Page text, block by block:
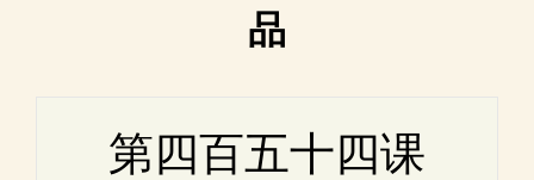
品
第四百五十四课